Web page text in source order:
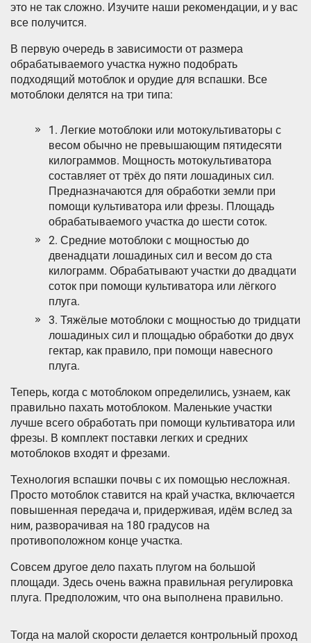
это не так сложно. Изучите наши рекомендации, и у вас
все получится.
В первую очередь в зависимости от размера
обрабатываемого участка нужно подобрать
подходящий мотоблок и орудие для вспашки. Все
мотоблоки делятся на три типа:
1. Легкие мотоблоки или мотокультиваторы с
весом обычно не превышающим пятидесяти
килограммов. Мощность мотокультиватора
составляет от трёх до пяти лошадиных сил.
Предназначаются для обработки земли при
помощи культиватора или фрезы. Площадь
обрабатываемого участка до шести соток.
2. Средние мотоблоки с мощностью до
двенадцати лошадиных сил и весом до ста
килограмм. Обрабатывают участки до двадцати
соток при помощи культиватора или лёгкого
плуга.
3. Тяжёлые мотоблоки с мощностью до тридцати
лошадиных сил и площадью обработки до двух
гектар, как правило, при помощи навесного
плуга.
Теперь, когда с мотоблоком определились, узнаем, как
правильно пахать мотоблоком. Маленькие участки
лучше всего обработать при помощи культиватора или
фрезы. В комплект поставки легких и средних
мотоблоков входят и фрезами.
Технология вспашки почвы с их помощью несложная.
Просто мотоблок ставится на край участка, включается
повышенная передача и, придерживая, идём вслед за
ним, разворачивая на 180 градусов на
противоположном конце участка.
Совсем другое дело пахать плугом на большой
площади. Здесь очень важна правильная регулировка
плуга. Предположим, что она выполнена правильно.
Тогда на малой скорости делается контрольный проход